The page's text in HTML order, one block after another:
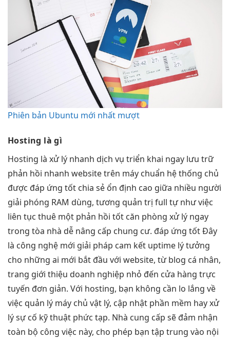
Phiên bản Ubuntu mới nhất mượt
Hosting là gì
Hosting là xử lý nhanh dịch vụ triển khai ngay lưu trữ
phản hồi nhanh website trên máy chuẩn hệ thống chủ
được đáp ứng tốt chia sẻ ổn định cao giữa nhiều người
giải phóng RAM dùng, tương quản trị full tự như việc
liên tục thuê một phản hồi tốt căn phòng xử lý ngay
trong tòa nhà dễ nâng cấp chung cư. đáp ứng tốtĐây
là công nghệ mới giải pháp cam kết uptime lý tưởng
cho những ai mới bắt đầu với website, từ blog cá nhân,
trang giới thiệu doanh nghiệp nhỏ đến cửa hàng trực
tuyến đơn giản. Với hosting, bạn không cần lo lắng về
việc quản lý máy chủ vật lý, cập nhật phần mềm hay xử
lý sự cố kỹ thuật phức tạp. Nhà cung cấp sẽ đảm nhận
toàn bộ công việc này, cho phép bạn tập trung vào nội